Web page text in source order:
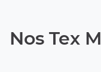
Nos Tex